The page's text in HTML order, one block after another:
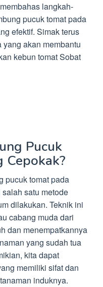
langkah-
pucuk tomat pada
efektif. Simak terus
akan membantu
kebun tomat Sobat
Pucuk
Cepokak?
pucuk tomat pada
satu metode
dilakukan. Teknik ini
cabang muda dari
dan menempatkannya
yang sudah tua
kita dapat
memiliki sifat dan
induknya.